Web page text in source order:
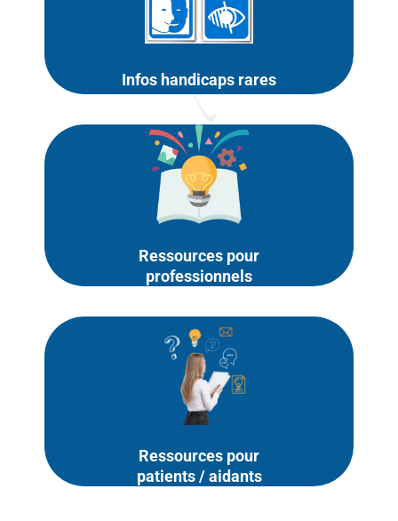
Infos handicaps rares
Ressources pour
professionnels
Ressources pour
patients / aidants